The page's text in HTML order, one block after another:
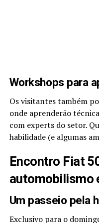
Workshops para
Os visitantes também
onde aprenderão
com experts do setor.
habilidade (e algumas
Encontro Fiat
automobilismo
Um passeio pela
Exclusivo para o